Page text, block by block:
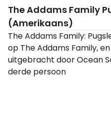
The Addams Family
(Amerikaans)
The Addams Family:
op The Addams Family,
uitgebracht door Ocean
derde persoon